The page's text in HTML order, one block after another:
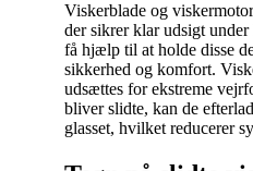
Viskerblade og
der sikrer klar udsigt
få hjælp til at holde disse
sikkerhed og komfort.
udsættes for ekstreme
bliver slidte, kan de
glasset, hvilket reducerer